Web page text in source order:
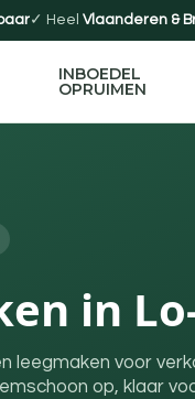
✓ Heel Vlaanderen &
INBOEDEL
OPRUIMEN
in
leegmaken voor
op, klaar